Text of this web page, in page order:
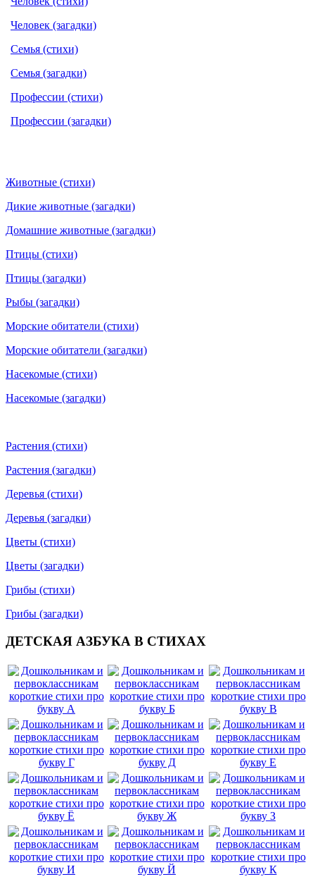
Человек (загадки)
Семья (стихи)
Семья (загадки)
Профессии (стихи)
Профессии (загадки)
Животные (стихи)
Дикие животные (загадки)
Домашние животные (загадки)
Птицы (стихи)
Птицы (загадки)
Рыбы (загадки)
Морские обитатели (стихи)
Морские обитатели (загадки)
Насекомые (стихи)
Насекомые (загадки)
Растения (стихи)
Растения (загадки)
Деревья (стихи)
Деревья (загадки)
Цветы (стихи)
Цветы (загадки)
Грибы (стихи)
Грибы (загадки)
ДЕТСКАЯ АЗБУКА В СТИХАХ